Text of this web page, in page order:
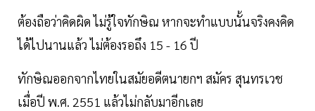
ต้องถือว่าคิดผิด ไม่รู้ใจทักษิณ หากจะทำแบบนั้นจริงคงคิด
ได้ไปนานแล้ว ไม่ต้องรอถึง 15 - 16 ปี
ทักษิณออกจากไทยในสมัยอดีตนายกฯ สมัคร สุนทรเวช
เมื่อปี พ.ศ. 2551 แล้วไม่กลับมาอีกเลย